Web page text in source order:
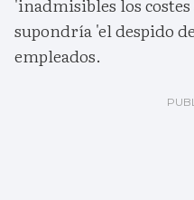
'inadmisibles los
supondría 'el despido
empleados.